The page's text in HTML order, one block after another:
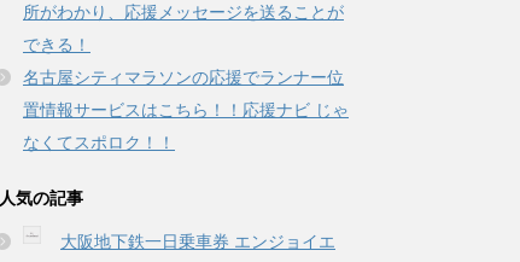
所がわかり、応援メッセージを送ることが
できる！
名古屋シティマラソンの応援でランナー位
置情報サービスはこちら！！応援ナビ じゃ
なくてスポロク！！
人気の記事
大阪地下鉄一日乗車券 エンジョイエ